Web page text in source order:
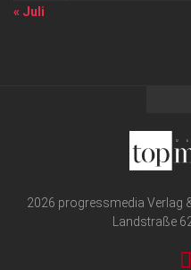
« Juli
2026 progressmedia Verlag
Landstraße